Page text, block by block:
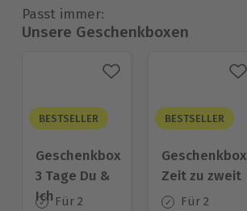
Passt immer:
Unsere Geschenkboxen
BESTSELLER
Geschenkbox
3 Tage Du &
Ich Für 2
BESTSELLER
Geschenkbox
Zeit zu zweit
Für 2